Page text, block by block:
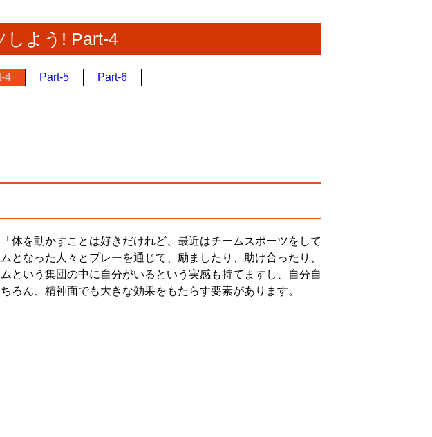
よう! Part-4
4 Part-5 Part-6
体を動かすことは好きだけれど、最近はチームスポーツをして
なった人々とプレーを通じて、励ましたり、助け合ったり、
という集団の中に自分がいるという実感も持てますし、自分自
ん、精神面でも大きな効果をもたらす要素があります。